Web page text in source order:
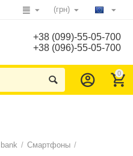
(грн)
+38 (099)-55-05-700
+38 (096)-55-05-700
0
/ Смартфоны /